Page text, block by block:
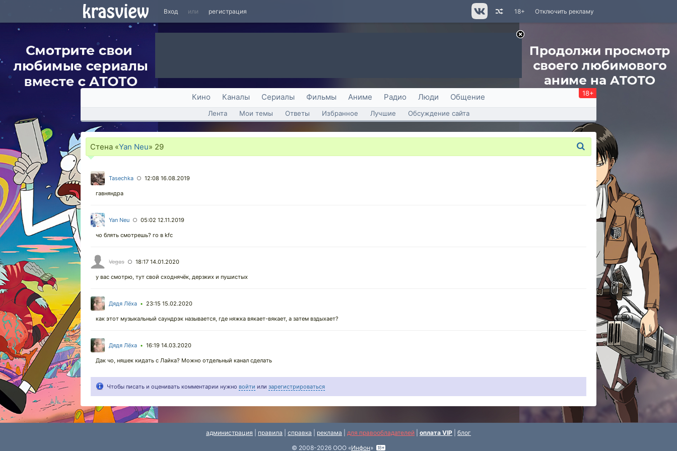
Вход или регистрация Отключить рекламу
18+
Кино Каналы Сериалы Фильмы Аниме Радио Люди Общение 18+
Лента Мои темы Ответы Избранное Лучшие Обсуждение сайта
Стена «Yan Neu» 29
Tasechka ○ 12:08 16.08.2019
гавняндра
Yan Neu ○ 05:02 12.11.2019
чо блять смотрешь? го в kfc
Vegas ○ 18:17 14.01.2020
у вас смотрю, тут свой сходнячёк, дерзких и пушистых
Дядя Лёха • 23:15 15.02.2020
как этот музыкальный саундрэк называется, где няжка вякает-вякает, а затем вздыхает?
Дядя Лёха • 16:19 14.03.2020
Дак чо, няшек кидать с Лайка? Можно отдельный канал сделать
Чтобы писать и оценивать комментарии нужно войти или зарегистрироваться
администрация правила справка реклама для правообладателей оплата VIP
блог
© 2008-2026 ООО «Инфон»